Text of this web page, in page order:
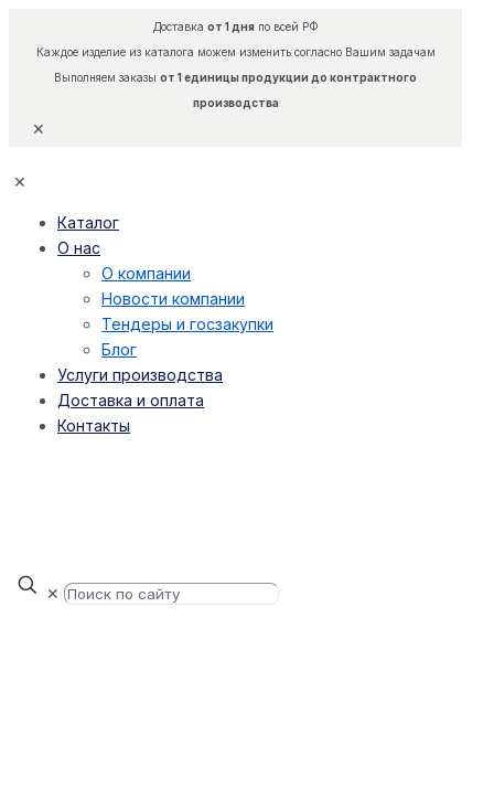
Доставка от 1 дняпо всей РФ
Каждое изделие из каталога можем изменить согласно Вашим задачам
Выполняем заказы от 1 единицы продукции до контрактного
производства
✕
✕
Каталог
О нас
О компании
Новости компании
Тендеры и госзакупки
Блог
Услуги производства
Доставка и оплата
Контакты
✕